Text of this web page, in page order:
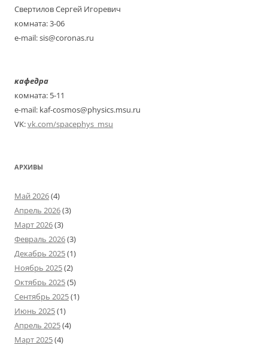
Свертилов Сергей Игоревич
комната: 3-06
e-mail: sis@coronas.ru
кафедра
комната: 5-11
e-mail: kaf-cosmos@physics.msu.ru
VK:vk.com/spacephys_msu
АРХИВЫ
Май 2026(4)
Апрель 2026(3)
Март 2026(3)
Февраль 2026(3)
Декабрь 2025(1)
Ноябрь 2025(2)
Октябрь 2025(5)
Сентябрь 2025(1)
Июнь 2025(1)
Апрель 2025(4)
Март 2025(4)